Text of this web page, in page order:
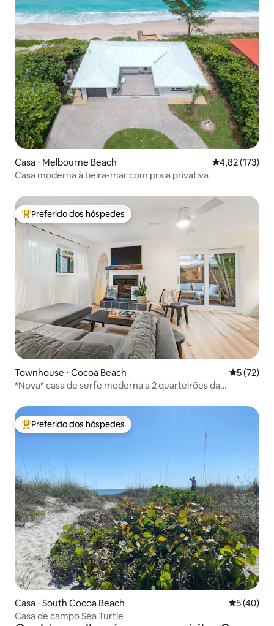
Casa ⋅ Melbourne Beach 4,82 de uma
4,82 (173)
Casa moderna à beira-mar com praia privativa
Entre os melhores preferidos dos hóspedes
Preferido dos hóspedes
Townhouse ⋅ Cocoa Beach 5 de uma
5 (72)
*Nova* casa de surfe moderna a 2 quarteirões da
Entre os melhores preferidos dos hóspedes
Preferido dos hóspedes
Casa ⋅ South Cocoa Beach 5 de uma
5 (40)
Casa de campo Sea Turtle